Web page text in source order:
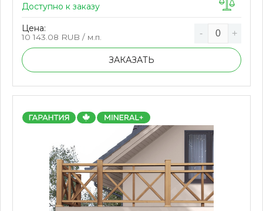
Доступно к заказу
Цена:
10 143.08 RUB / м.п. - +
ЗАКАЗАТЬ